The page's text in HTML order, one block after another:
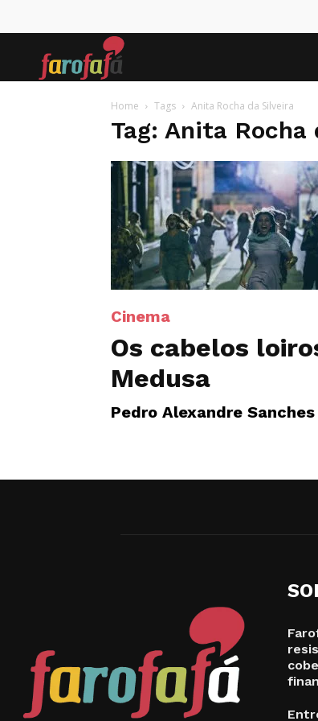
Home Tags Anita Rocha da Silveira
Tag: Anita Rocha
Cinema
Os cabelos
Medusa
Pedro Alexandre Sanches